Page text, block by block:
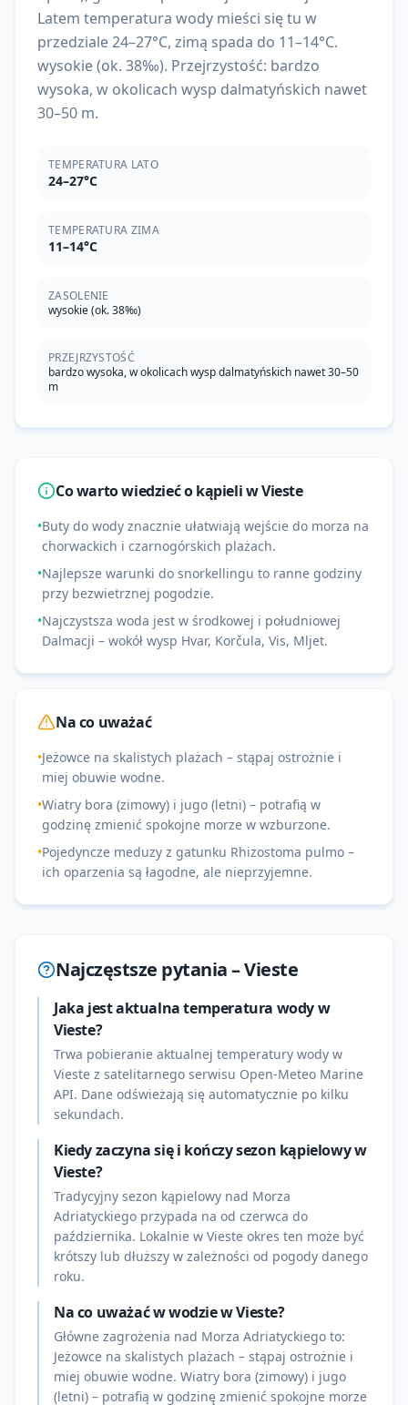
Latem temperatura wody mieści się tu w
przedziale 24–27°C, zimą spada do 11–14°C.
wysokie (ok. 38‰). Przejrzystość: bardzo
wysoka, w okolicach wysp dalmatyńskich nawet
30–50 m.
TEMPERATURA LATO
24–27°C
TEMPERATURA ZIMA
11–14°C
ZASOLENIE
wysokie (ok. 38‰)
PRZEJRZYSTOŚĆ
bardzo wysoka, w okolicach wysp dalmatyńskich nawet 30–50
m
Co warto wiedzieć o kąpieli wVieste
•Buty do wody znacznie ułatwiają wejście do morza na
chorwackich i czarnogórskich plażach.
•Najlepsze warunki do snorkellingu to ranne godziny
przy bezwietrznej pogodzie.
•Najczystsza woda jest w środkowej i południowej
Dalmacji – wokół wysp Hvar, Korčula, Vis, Mljet.
Na co uważać
•Jeżowce na skalistych plażach – stąpaj ostrożnie i
miej obuwie wodne.
•Wiatry bora (zimowy) i jugo (letni) – potrafią w
godzinę zmienić spokojne morze w wzburzone.
•Pojedyncze meduzy z gatunku Rhizostoma pulmo –
ich oparzenia są łagodne, ale nieprzyjemne.
Najczęstsze pytania –Vieste
Jaka jest aktualna temperatura wody w
Vieste?
Trwa pobieranie aktualnej temperatury wody w
Vieste z satelitarnego serwisu Open-Meteo Marine
API. Dane odświeżają się automatycznie po kilku
sekundach.
Kiedy zaczyna się i kończy sezon kąpielowy w
Vieste?
Tradycyjny sezon kąpielowy nad Morza
Adriatyckiego przypada na od czerwca do
października. Lokalnie w Vieste okres ten może być
krótszy lub dłuższy w zależności od pogody danego
roku.
Na co uważać w wodzie w Vieste?
Główne zagrożenia nad Morza Adriatyckiego to:
Jeżowce na skalistych plażach – stąpaj ostrożnie i
miej obuwie wodne. Wiatry bora (zimowy) i jugo
(letni) – potrafią w godzinę zmienić spokojne morze